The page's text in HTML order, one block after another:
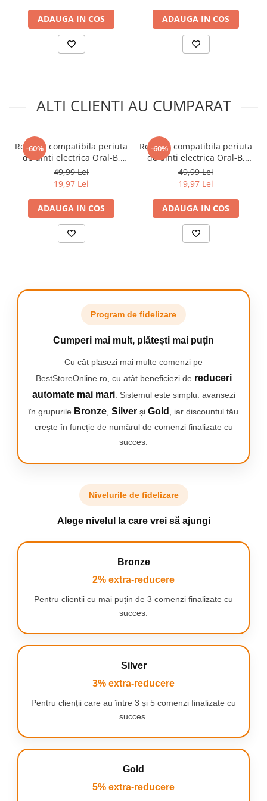
rezistent la apa IPX6, cablu
USB, Roz
ADAUGA IN COS
LED lanterna, Indepartare
piele moarta,
ADAUGA IN COS
ALTI CLIENTI AU CUMPARAT
-60%
Rezerva compatibila periuta
de dinti electrica Oral-B,
Dentos Pro Clean, 4 bucati,
Alb
49,99 Lei
19,97 Lei
ADAUGA IN COS
-60%
Rezerva compatibila periuta
de dinti electrica Oral-B,
Dentos Sensitive Clean, 4
bucati, Alb
49,99 Lei
19,97 Lei
ADAUGA IN COS
Program de fidelizare
Cumperi mai mult, plătești mai puțin
Cu cât plasezi mai multe comenzi pe
BestStoreOnline.ro, cu atât beneficiezi de reduceri
automate mai mari. Sistemul este simplu: avansezi
în grupurile Bronze Silver și Gold
, iar discountul tău
crește în funcție de numărul de comenzi finalizate cu
succes.
Nivelurile de fidelizare
Alege nivelul la care vrei să ajungi
Bronze
2% extra-reducere
Pentru clienții cu mai puțin de 3 comenzi finalizate cu
succes.
Silver
3% extra-reducere
Pentru clienții care au între 3 și 5 comenzi finalizate cu
succes.
Gold
5% extra-reducere